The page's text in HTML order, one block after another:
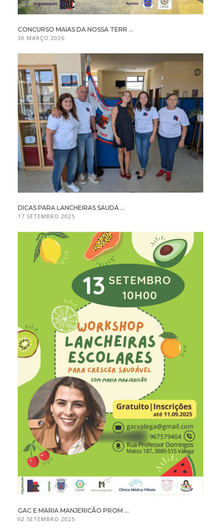
CONCURSO MAIAS DA NOSSA TERR ...
30 MARÇO 2026
DICAS PARA LANCHEIRAS SAUDÁ ...
17 SETEMBRO 2025
GAC E MARIA MANJERICÃO PROM ...
02 SETEMBRO 2025